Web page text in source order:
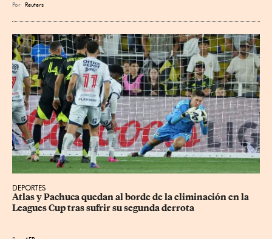
Por Reuters
DEPORTES
Atlas y Pachuca quedan al borde de la eliminación en la
Leagues Cup tras sufrir su segunda derrota